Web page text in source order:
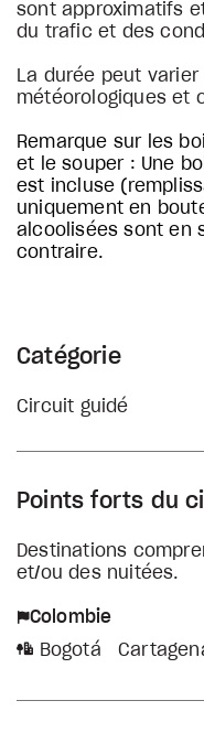
sont approximatifs
du trafic et des
La durée peut
météorologiques et
Remarque sur les
et le souper : Une
est incluse
uniquement en
alcoolisées sont en
contraire.
Catégorie
Circuit guidé
Points forts du
Destinations
et/ou des nuitées.
Colombie
Bogotá